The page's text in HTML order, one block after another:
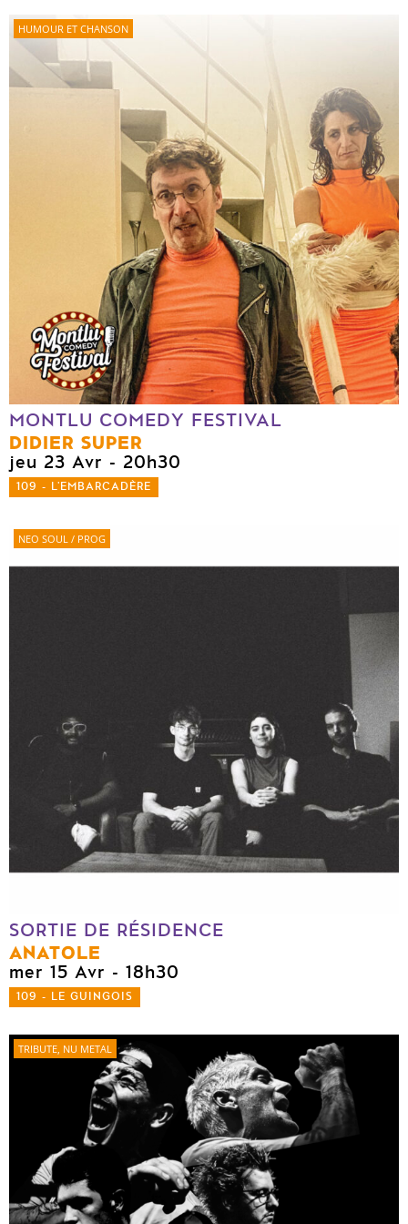
HUMOUR ET CHANSON
MONTLU COMEDY FESTIVAL
DIDIER SUPER
jeu 23 Avr - 20h30
109 - L'EMBARCADÈRE
NEO SOUL / PROG
SORTIE DE RÉSIDENCE
ANATOLE
mer 15 Avr - 18h30
109 - LE GUINGOIS
TRIBUTE, NU METAL